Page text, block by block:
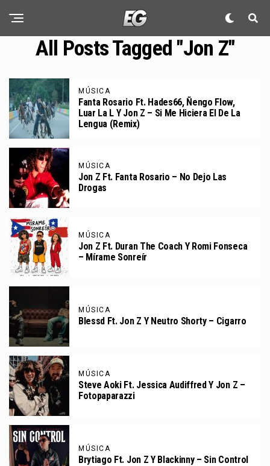
All Posts Tagged "Jon Z"
MÚSICA
Fanta Rosario Ft. Hades66, Ñengo Flow,
Luar La L Y Jon Z – Si Me Hiciera El De La
Lengua (Remix)
MÚSICA
Jon Z Ft. Fanta Rosario – No Dejo Las
Drogas
MÚSICA
Jon Z Ft. Duran The Coach Y Romi Fonseca
– Mírame Sonreír
MÚSICA
Blessd Ft. Jon Z Y Neutro Shorty – Cigarro
MÚSICA
Steve Aoki Ft. Jessica Audiffred Y Jon Z –
Fotopaparazzi
MÚSICA
Brytiago Ft. Jon Z Y Blackinny – Sin Control